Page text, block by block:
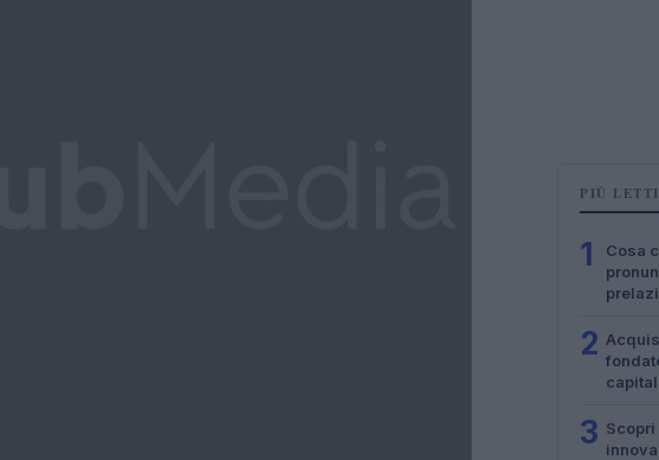
PIÙ LETTI
1
Cosa
2
3 Scopri